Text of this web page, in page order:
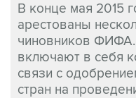
В конце мая 2015
арестованы
чиновников
включают в себя
связи с
стран на